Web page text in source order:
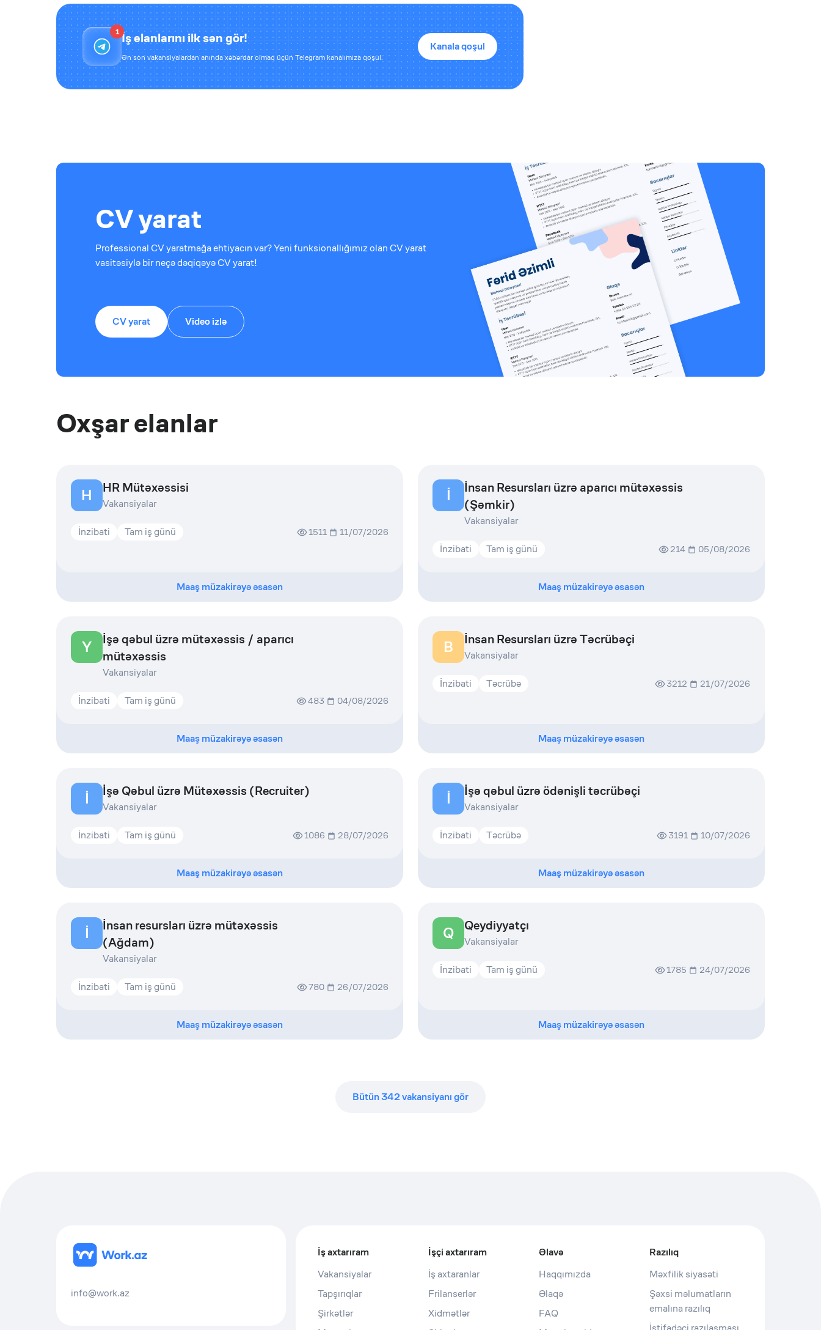
1 İş elanlarını ilk sən gör!
Ən son vakansiyalardan anında xəbərdar olmaq üçün Telegram kanalımıza qoşul.
Kanala qoşul
CV yarat
Professional CV yaratmağa ehtiyacın var? Yeni funksionallığımız olan CV yarat
vasitəsiylə bir neçə dəqiqəyə CV yarat!
CV yarat Video izlə
Oxşar elanlar
H HR Mütəxəssisi
Vakansiyalar
İnzibati Tam iş günü 1511 11/07/2026
Maaş müzakirəyə əsasən
İ
İnsan Resursları üzrə aparıcı mütəxəssis
(Şəmkir)
Vakansiyalar
İnzibati Tam iş günü 214 05/08/2026
Maaş müzakirəyə əsasən
Y
İşə qəbul üzrə mütəxəssis / aparıcı
mütəxəssis
Vakansiyalar
İnzibati Tam iş günü 483 04/08/2026
Maaş müzakirəyə əsasən
B İnsan Resursları üzrə Təcrübəçi
Vakansiyalar
İnzibati Təcrübə 3212 21/07/2026
Maaş müzakirəyə əsasən
İ İşə Qəbul üzrə Mütəxəssis (Recruiter)
Vakansiyalar
İnzibati Tam iş günü 1086 28/07/2026
Maaş müzakirəyə əsasən
İ İşə qəbul üzrə ödənişli təcrübəçi
Vakansiyalar
İnzibati Təcrübə 3191 10/07/2026
Maaş müzakirəyə əsasən
İ
İnsan resursları üzrə mütəxəssis
(Ağdam)
Vakansiyalar
İnzibati Tam iş günü 780 26/07/2026
Maaş müzakirəyə əsasən
Q Qeydiyyatçı
Vakansiyalar
İnzibati Tam iş günü 1785 24/07/2026
Maaş müzakirəyə əsasən
Bütün342vakansiyanı gör
info@work.az
İş axtarıram
Vakansiyalar
Tapşırıqlar
Şirkətlər
İşçi axtarıram
İş axtaranlar
Frilanserlər
Xidmətlər
Əlavə
Haqqımızda
Əlaqə
FAQ
Razılıq
Məxfilik siyasəti
Şəxsi məlumatların
emalına razılıq